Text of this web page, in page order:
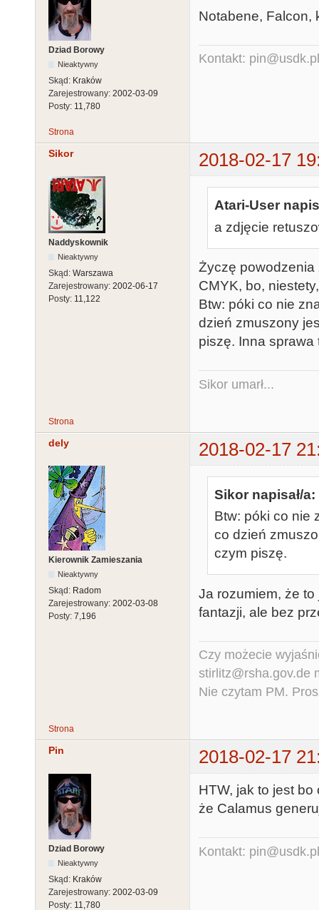
Dziad Borowy
Nieaktywny
Skąd: Kraków
Zarejestrowany: 2002-03-09
Posty: 11,780
Notabene, Falcon,
Kontakt: pin@usdk.pl
Strona
Sikor 2018-02-17
Naddyskownik
Nieaktywny
Skąd: Warszawa
Zarejestrowany: 2002-06-17
Posty: 11,122
Atari-User
a zdjęcie
Życzę powodzenia
CMYK, bo,
Btw: póki co nie
dzień zmuszony
piszę. Inna sprawa
Sikor umarł...
Strona
dely 2018-02-17
Kierownik Zamieszania
Nieaktywny
Skąd: Radom
Zarejestrowany: 2002-03-08
Posty: 7,196
Sikor napisał/a:
Btw: póki co nie
co dzień
czym piszę.
Ja rozumiem, że
fantazji, ale bez
Czy możecie
stirlitz@rsha.gov.de
Nie czytam PM.
Strona
Pin 2018-02-17
Dziad Borowy
Nieaktywny
Skąd: Kraków
Zarejestrowany: 2002-03-09
Posty: 11,780
HTW, jak to jest
że Calamus
Kontakt: pin@usdk.pl